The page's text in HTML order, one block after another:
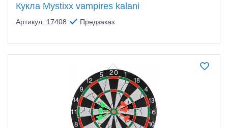
Кукла Mystixx vampires kalani
Артикул: 17408 Предзаказ